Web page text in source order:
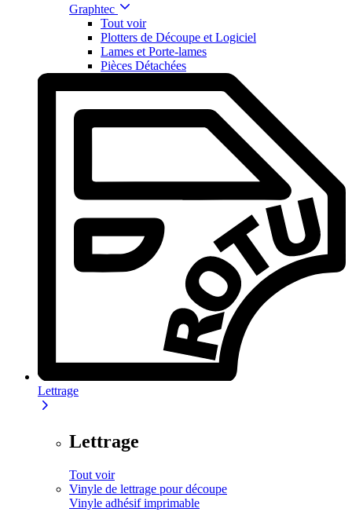
Graphtec
Tout voir
Plotters de Découpe et Logiciel
Lames et Porte-lames
Pièces Détachées
Lettrage
Lettrage
Tout voir
Vinyle de lettrage pour découpe
Vinyle adhésif imprimable